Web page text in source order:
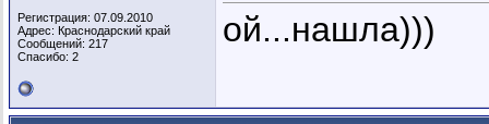
Регистрация: 07.09.2010
Адрес: Краснодарский край
Сообщений: 217
Спасибо: 2
ой...нашла)))